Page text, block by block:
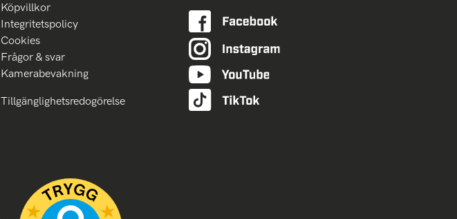
Köpvillkor
Integritetspolicy
Cookies
Frågor & svar
Kamerabevakning
Tillgänglighetsredogörelse